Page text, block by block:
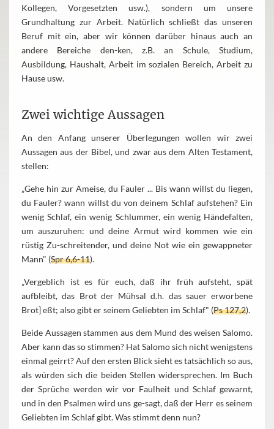
Kollegen, Vorgesetzten usw.), sondern um unsere
Grundhaltung zur Arbeit. Natürlich schließt das unseren
Beruf mit ein, aber wir können darüber hinaus auch an
andere Bereiche den-ken, z.B. an Schule, Studium,
Ausbildung, Haushalt, Arbeit im sozialen Bereich, Arbeit zu
Hause usw.
Zwei wichtige Aussagen
An den Anfang unserer Überlegungen wollen wir zwei
Aussagen aus der Bibel, und zwar aus dem Alten Testament,
stellen:
„Gehe hin zur Ameise, du Fauler ... Bis wann willst du liegen,
du Fauler? wann willst du von deinem Schlaf aufstehen? Ein
wenig Schlaf, ein wenig Schlummer, ein wenig Händefalten,
um auszuruhen: und deine Armut wird kommen wie ein
rüstig Zu-schreitender, und deine Not wie ein gewappneter
Mann" (Spr 6,6-11).
„Vergeblich ist es für euch, daß ihr früh aufsteht, spät
aufbleibt, das Brot der Mühsal d.h. das sauer erworbene
Brot] eßt; also gibt er seinem Geliebten im Schlaf" (Ps 127,2).
Beide Aussagen stammen aus dem Mund des weisen Salomo.
Aber kann das so stimmen? Hat Salomo sich nicht wenigstens
einmal geirrt? Auf den ersten Blick sieht es tatsächlich so aus,
als würden sich die beiden Stellen widersprechen. Im Buch
der Sprüche werden wir vor Faulheit und Schlaf gewarnt,
und in den Psalmen wird uns ge-sagt, daß der Herr es seinem
Geliebten im Schlaf gibt. Was stimmt denn nun?